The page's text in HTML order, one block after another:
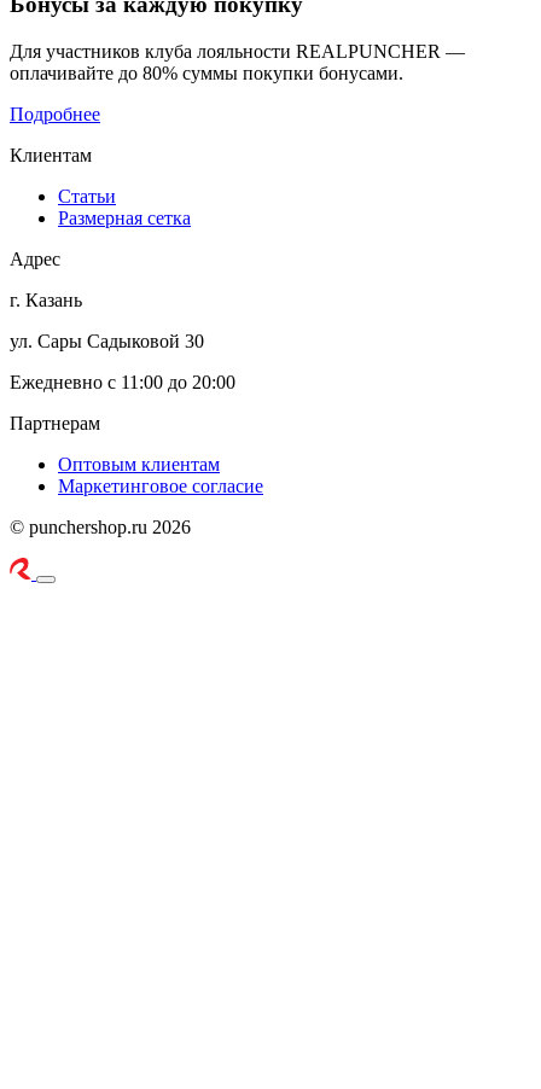
Для участников клуба лояльности REALPUNCHER —
оплачивайте до 80% суммы покупки бонусами.
Подробнее
Клиентам
Статьи
Размерная сетка
Адрес
г. Казань
ул. Сары Садыковой 30
Ежедневно с 11:00 до 20:00
Партнерам
Оптовым клиентам
Маркетинговое согласие
© punchershop.ru 2026